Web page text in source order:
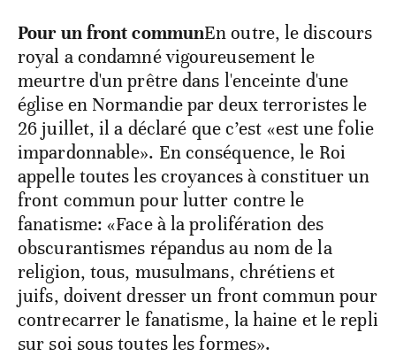
Pour un front communEn outre, le discours
royal a condamné vigoureusement le
meurtre d'un prêtre dans l'enceinte d'une
église en Normandie par deux terroristes le
26 juillet, il a déclaré que c’est «est une folie
impardonnable». En conséquence, le Roi
appelle toutes les croyances à constituer un
front commun pour lutter contre le
fanatisme: «Face à la prolifération des
obscurantismes répandus au nom de la
religion, tous, musulmans, chrétiens et
juifs, doivent dresser un front commun pour
contrecarrer le fanatisme, la haine et le repli
sur soi sous toutes les formes».